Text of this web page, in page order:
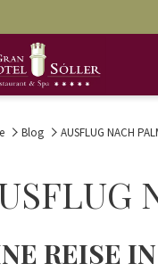
Blog AUSFLUG NACH
REISE